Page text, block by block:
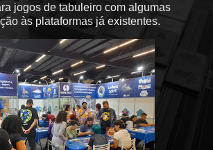
jogos de tabuleiro com algumas
às plataformas já existentes.